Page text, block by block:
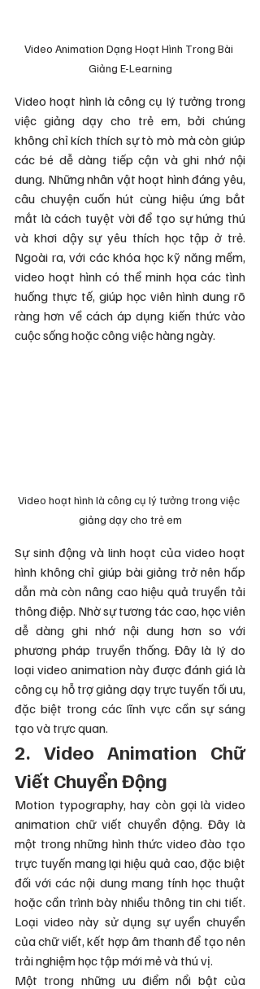
Video Animation Dạng Hoạt Hình Trong Bài
Giảng E-Learning
Video hoạt hình là công cụ lý tưởng trong
việc giảng dạy cho trẻ em, bởi chúng
không chỉ kích thích sự tò mò mà còn giúp
các bé dễ dàng tiếp cận và ghi nhớ nội
dung. Những nhân vật hoạt hình đáng yêu,
câu chuyện cuốn hút cùng hiệu ứng bắt
mắt là cách tuyệt vời để tạo sự hứng thú
và khơi dậy sự yêu thích học tập ở trẻ.
Ngoài ra, với các khóa học kỹ năng mềm,
video hoạt hình có thể minh họa các tình
huống thực tế, giúp học viên hình dung rõ
ràng hơn về cách áp dụng kiến thức vào
cuộc sống hoặc công việc hàng ngày.
Video hoạt hình là công cụ lý tưởng trong việc
giảng dạy cho trẻ em
Sự sinh động và linh hoạt của video hoạt
hình không chỉ giúp bài giảng trở nên hấp
dẫn mà còn nâng cao hiệu quả truyền tải
thông điệp. Nhờ sự tương tác cao, học viên
dễ dàng ghi nhớ nội dung hơn so với
phương pháp truyền thống. Đây là lý do
loại video animation này được đánh giá là
công cụ hỗ trợ giảng dạy trực tuyến tối ưu,
đặc biệt trong các lĩnh vực cần sự sáng
tạo và trực quan.
2. Video Animation Chữ
Viết Chuyển Động
Motion typography, hay còn gọi là video
animation chữ viết chuyển động. Đây là
một trong những hình thức video đào tạo
trực tuyến mang lại hiệu quả cao, đặc biệt
đối với các nội dung mang tính học thuật
hoặc cần trình bày nhiều thông tin chi tiết.
Loại video này sử dụng sự uyển chuyển
của chữ viết, kết hợp âm thanh để tạo nên
trải nghiệm học tập mới mẻ và thú vị.
Một trong những ưu điểm nổi bật của